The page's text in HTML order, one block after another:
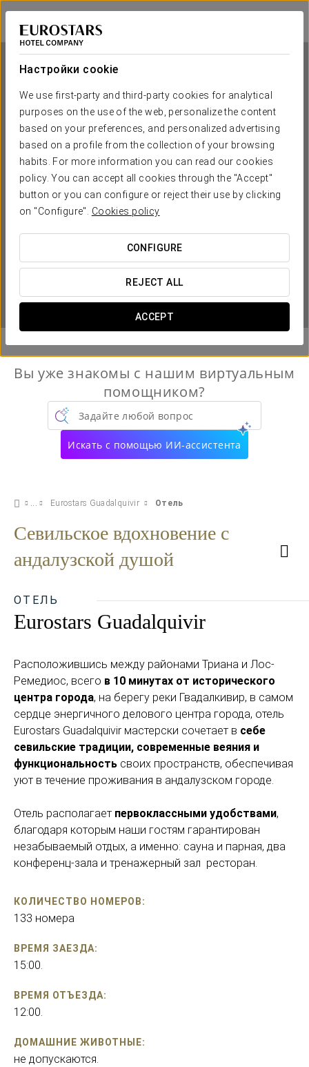
Настройки cookie
We use first-party and third-party cookies for analytical
purposes on the use of the web, personalize the content
based on your preferences, and personalized advertising
based on a profile from the collection of your browsing
habits. For more information you can read our cookies
policy. You can accept all cookies through the "Accept"
button or you can configure or reject their use by clicking
on "Configure". Cookies policy
CONFIGURE
REJECT ALL
ACCEPT
Eurostars Guadalquivir
СЕВИЛЬЯ
Eurostars Guadalquivir
СЕВИЛЬЯ
 
Вы уже знакомы с нашим виртуальным
помощником?
Задайте любой вопрос
Искать с помощью ИИ-ассистента
Eurostars Guadalquivir Отель
Севильское вдохновение с
андалузской душой
ОТЕЛЬ
Eurostars Guadalquivir
Расположившись между районами Триана и Лос-
Ремедиос, всего в 10 минутах от исторического
центра города, на берегу реки Гвадалкивир, в самом
сердце энергичного делового центра города, отель
Eurostars Guadalquivir мастерски сочетает в себе
севильские традиции, современные веяния и
функциональность своих пространств, обеспечивая
уют в течение проживания в андалузском городе.
Отель располагает первоклассными удобствами,
благодаря которым наши гостям гарантирован
незабываемый отдых, а именно: сауна и парная, два
конференц-зала и тренажерный зал ресторан.
КОЛИЧЕСТВО НОМЕРОВ:
133 номера
ВРЕМЯ ЗАЕЗДА:
15:00.
ВРЕМЯ ОТЪЕЗДА:
12:00.
ДОМАШНИЕ ЖИВОТНЫЕ:
не допускаются.